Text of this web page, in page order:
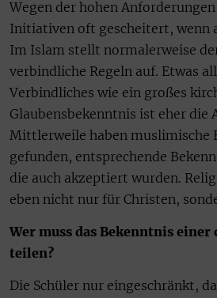
Wegen der hohen
Initiativen oft gescheitert, wenn
Im Islam stellt normalerweise
verbindliche Regeln auf. Etwas
Verbindliches wie ein großes
Glaubensbekenntnis ist eher die
Mittlerweile haben muslimische
gefunden, entsprechende
die auch akzeptiert wurden.
eben nicht nur für Christen,
Wer muss das Bekenntnis
teilen?
Die Schüler nur eingeschränkt,